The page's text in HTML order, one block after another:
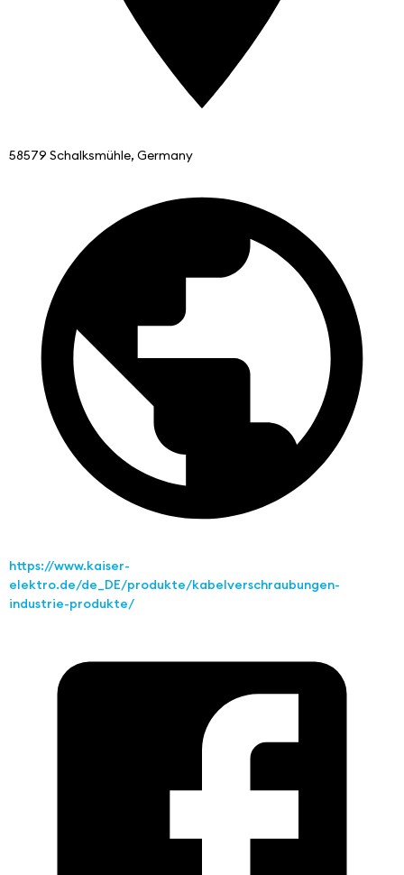
58579 Schalksmühle, Germany
https://www.kaiser-
elektro.de/de_DE/produkte/kabelverschraubungen-
industrie-produkte/